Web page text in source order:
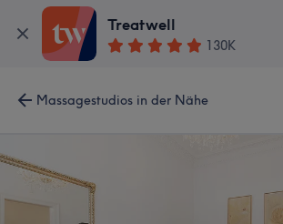
Treatwell
130K
Massagestudios in der Nähe